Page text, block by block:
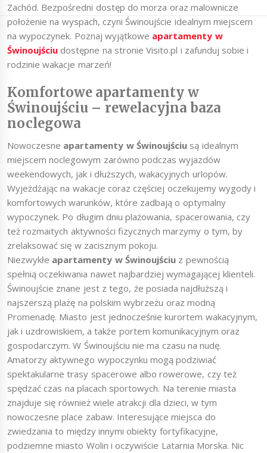
Zachód. Bezpośredni dostęp do morza oraz malownicze
położenie na wyspach, czyni Świnoujście idealnym miejscem
na wypoczynek. Poznaj wyjątkowe apartamenty w
Świnoujściu dostępne na stronie Visito.pl i zafunduj sobie i
rodzinie wakacje marzeń!
Komfortowe apartamenty w
Świnoujściu – rewelacyjna baza
noclegowa
Nowoczesne apartamenty w Świnoujściusą idealnym
miejscem noclegowym zarówno podczas wyjazdów
weekendowych, jak i dłuższych, wakacyjnych urlopów.
Wyjeżdżając na wakacje coraz częściej oczekujemy wygody i
komfortowych warunków, które zadbają o optymalny
wypoczynek. Po długim dniu plażowania, spacerowania, czy
też rozmaitych aktywności fizycznych marzymy o tym, by
zrelaksować się w zacisznym pokoju.
Niezwykłe apartamenty w Świnoujściuz pewnością
spełnią oczekiwania nawet najbardziej wymagającej klienteli.
Świnoujście znane jest z tego, że posiada najdłuższą i
najszerszą plażę na polskim wybrzeżu oraz modną
Promenadę. Miasto jest jednocześnie kurortem wakacyjnym,
jak i uzdrowiskiem, a także portem komunikacyjnym oraz
gospodarczym. W Świnoujściu nie ma czasu na nudę.
Amatorzy aktywnego wypoczynku mogą podziwiać
spektakularne trasy spacerowe albo rowerowe, czy też
spędzać czas na placach sportowych. Na terenie miasta
znajduje się również wiele atrakcji dla dzieci, w tym
nowoczesne place zabaw. Interesujące miejsca do
zwiedzania to między innymi obiekty fortyfikacyjne,
podziemne miasto Wolin i oczywiście Latarnia Morska. Nic